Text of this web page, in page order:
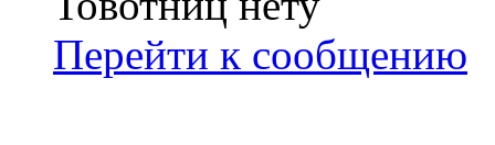
Перейти к сообщению